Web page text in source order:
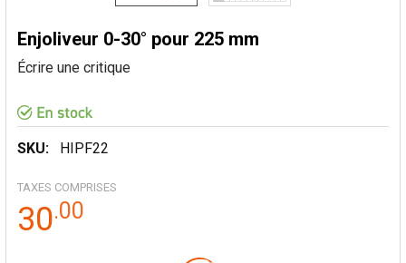
Enjoliveur 0-30° pour 225 mm
Écrire une critique
SKU: HIPF22
TAXES COMPRISES
30.00